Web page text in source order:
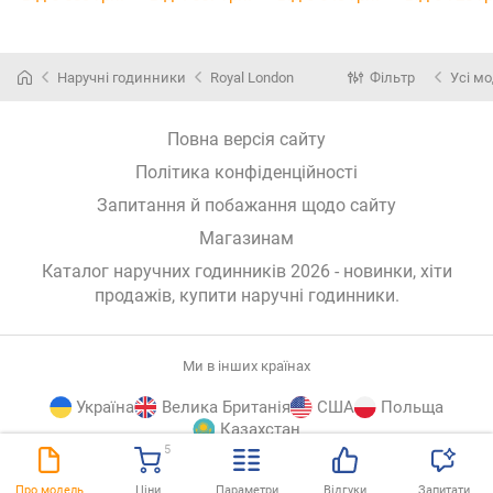
5
Наручні годинники Royal London Фільтр Усі
Повна версія сайту
Політика конфіденційності
Запитання й побажання щодо сайту
Магазинам
Каталог наручних годинників 2026 - новинки, хіти
продажів, купити наручні годинники.
Ми в інших країнах
Україна Велика Британія США
Польща
Казахстан
© E-Katalog, 2026